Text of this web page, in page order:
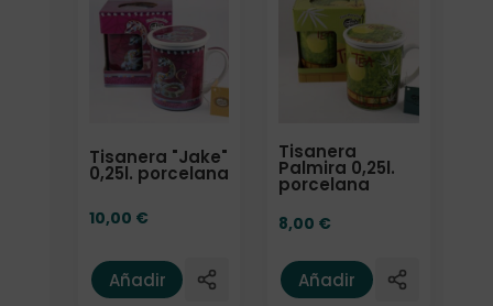
Tisanera "Jake"
0,25l. porcelana
10,00 €
Añadir
Tisanera
Palmira 0,25l.
porcelana
8,00 €
Añadir